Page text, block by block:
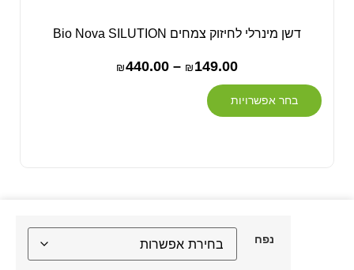
דשן מינרלי לחיזוק צמחים Bio Nova SILUTION
₪ 149.00
–
₪440.00
בחר אפשרויות
נפח